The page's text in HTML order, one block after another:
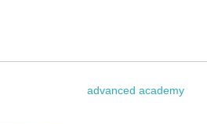
advanced academy